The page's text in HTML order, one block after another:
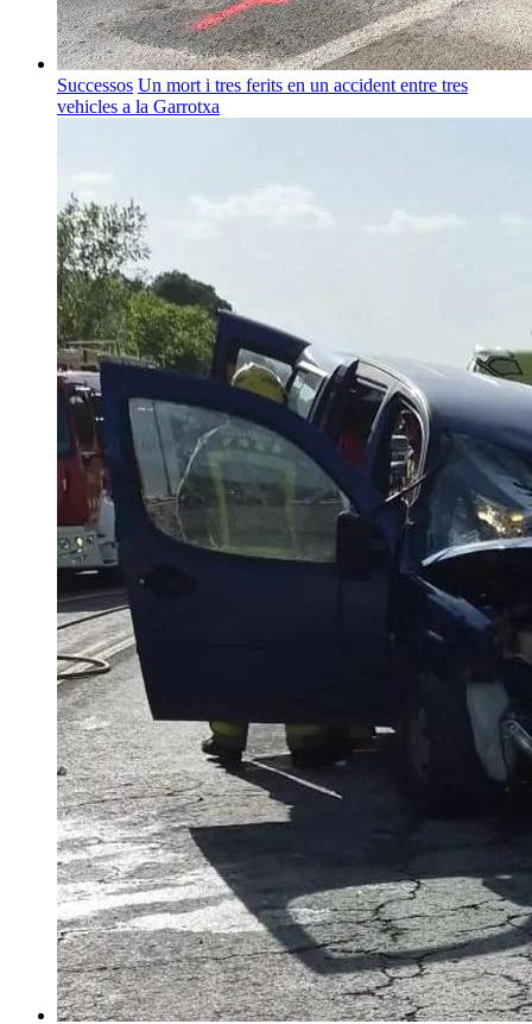
Successos Un mort i tres ferits en un accident entre tres
vehicles a la Garrotxa